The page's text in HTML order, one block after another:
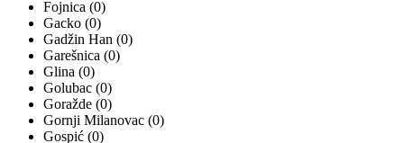
Fojnica (0)
Gacko (0)
Gadžin Han (0)
Garešnica (0)
Glina (0)
Golubac (0)
Goražde (0)
Gornji Milanovac (0)
Gospić (0)